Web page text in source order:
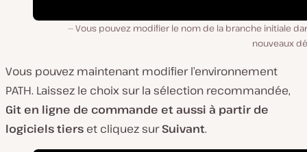
Vous pouvez modifier le nom de la branche initiale
nouveaux
Vous pouvez maintenant modifier l’environnement
PATH. Laissez le choix sur la sélection recommandée,
Git en ligne de commande et aussi à partir de
logiciels tiers et cliquez surSuivant.